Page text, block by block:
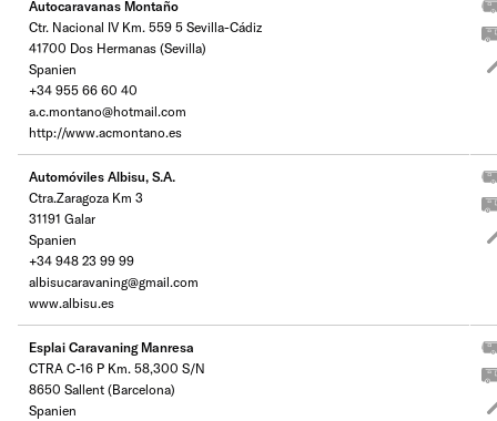
Autocaravanas Montaño
Ctr. Nacional IV Km. 559 5 Sevilla-Cádiz
41700 Dos Hermanas (Sevilla)
Spanien
+34 955 66 60 40
a.c.montano@hotmail.com
http://www.acmontano.es
Automóviles Albisu, S.A.
Ctra.Zaragoza Km 3
31191 Galar
Spanien
+34 948 23 99 99
albisucaravaning@gmail.com
www.albisu.es
Esplai Caravaning Manresa
CTRA C-16 P Km. 58,300 S/N
8650 Sallent (Barcelona)
Spanien